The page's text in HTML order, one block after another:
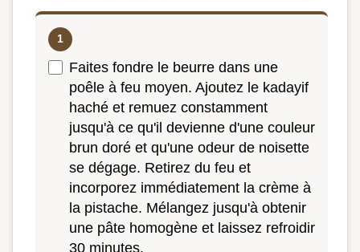
Faites fondre le beurre dans une
poêle à feu moyen. Ajoutez le kadayif
haché et remuez constamment
jusqu'à ce qu'il devienne d'une couleur
brun doré et qu'une odeur de noisette
se dégage. Retirez du feu et
incorporez immédiatement la crème à
la pistache. Mélangez jusqu'à obtenir
une pâte homogène et laissez refroidir
30 minutes.